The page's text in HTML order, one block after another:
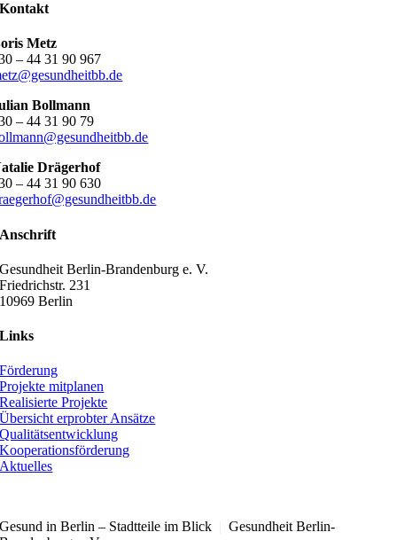
Kontakt
Metz
– 44 31 90 967
Bollmann
– 44 31 90 79
Drägerhof
– 44 31 90 630
Anschrift
Gesundheit Berlin-Brandenburg e. V.
Friedrichstr. 231
10969 Berlin
Links
Förderung
Projekte mitplanen
Realisierte Projekte
Übersicht erprobter Ansätze
Qualitätsentwicklung
Kooperationsförderung
Aktuelles
Gesund in Berlin – Stadtteile im Blick
Gesundheit Berlin-